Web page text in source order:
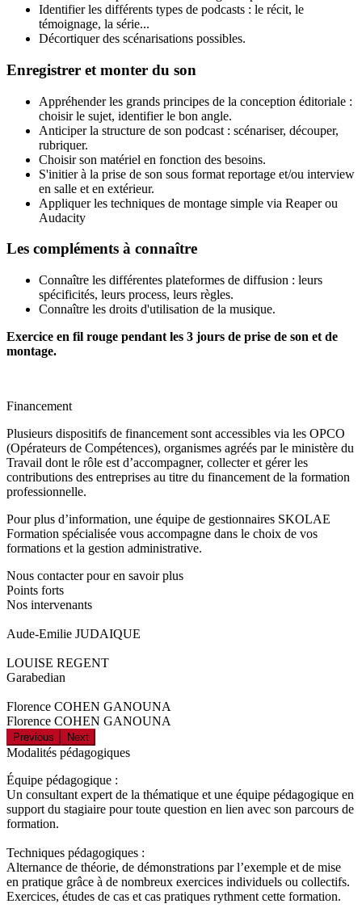
Identifier les différents types de podcasts : le récit, le
témoignage, la série...
Décortiquer des scénarisations possibles.
Enregistrer et monter du son
Appréhender les grands principes de la conception éditoriale :
choisir le sujet, identifier le bon angle.
Anticiper la structure de son podcast : scénariser, découper,
rubriquer.
Choisir son matériel en fonction des besoins.
S'initier à la prise de son sous format reportage et/ou interview
en salle et en extérieur.
Appliquer les techniques de montage simple via Reaper ou
Audacity
Les compléments à connaître
Connaître les différentes plateformes de diffusion : leurs
spécificités, leurs process, leurs règles.
Connaître les droits d'utilisation de la musique.
Exercice en fil rouge pendant les 3 jours de prise de son et de
montage.
Financement
Plusieurs dispositifs de financement sont accessibles via les OPCO
(Opérateurs de Compétences), organismes agréés par le ministère du
Travail dont le rôle est d’accompagner, collecter et gérer les
contributions des entreprises au titre du financement de la formation
professionnelle.
Pour plus d’information, une équipe de gestionnaires SKOLAE
Formation spécialisée vous accompagne dans le choix de vos
formations et la gestion administrative.
Nous contacter pour en savoir plus
Points forts
Nos intervenants
Aude-Emilie JUDAIQUE
LOUISE REGENT
Garabedian
Florence COHEN GANOUNA
Florence COHEN GANOUNA
Previous Next
Modalités pédagogiques
Équipe pédagogique :
Un consultant expert de la thématique et une équipe pédagogique en
support du stagiaire pour toute question en lien avec son parcours de
formation.
Techniques pédagogiques :
Alternance de théorie, de démonstrations par l’exemple et de mise
en pratique grâce à de nombreux exercices individuels ou collectifs.
Exercices, études de cas et cas pratiques rythment cette formation.